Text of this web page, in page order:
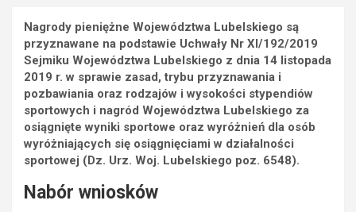
Nagrody pieniężne Województwa Lubelskiego są
przyznawane na podstawie Uchwały Nr XI/192/2019
Sejmiku Województwa Lubelskiego z dnia 14 listopada
2019 r. w sprawie zasad, trybu przyznawania i
pozbawiania oraz rodzajów i wysokości stypendiów
sportowych i nagród Województwa Lubelskiego za
osiągnięte wyniki sportowe oraz wyróżnień dla osób
wyróżniających się osiągnięciami w działalności
sportowej (Dz. Urz. Woj. Lubelskiego poz. 6548).
Nabór wniosków